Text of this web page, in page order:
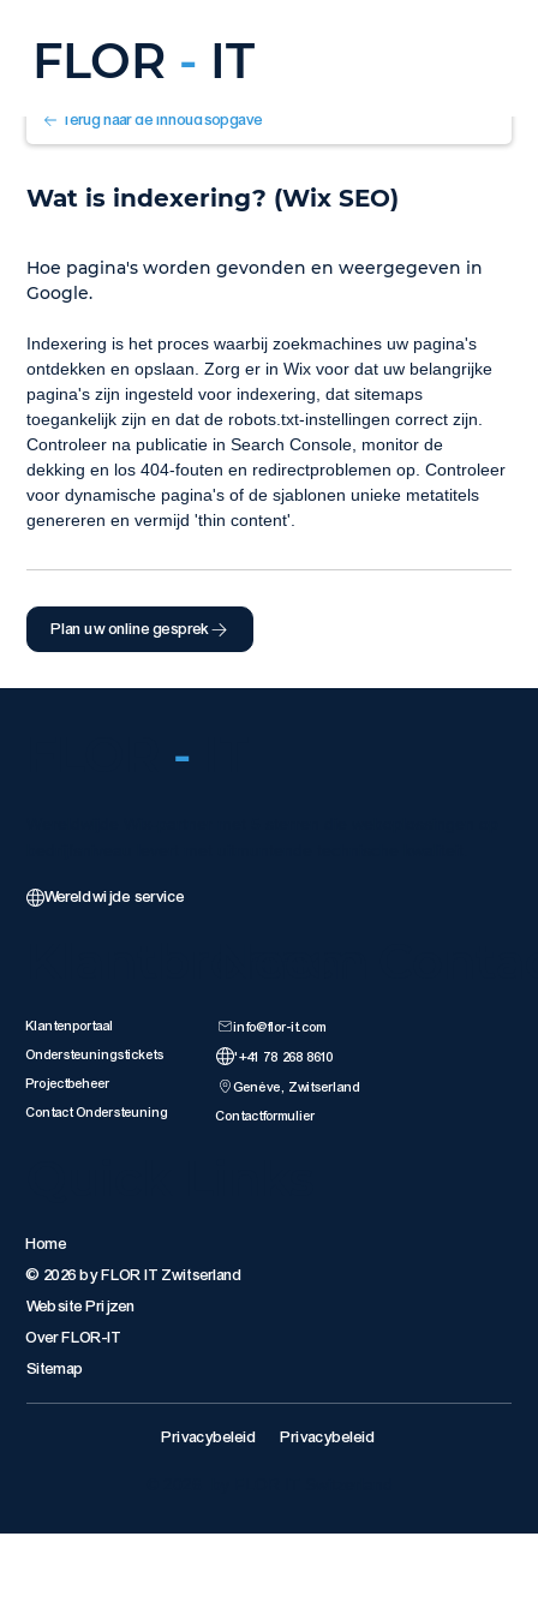
FLOR - IT
Terug naar de inhoudsopgave
Wat is indexering? (Wix SEO)
Hoe pagina's worden gevonden en weergegeven in
Google.
Indexering is het proces waarbij zoekmachines uw pagina's
ontdekken en opslaan. Zorg er in Wix voor dat uw belangrijke
pagina's zijn ingesteld voor indexering, dat sitemaps
toegankelijk zijn en dat de robots.txt-instellingen correct zijn.
Controleer na publicatie in Search Console, monitor de
dekking en los 404-fouten en redirectproblemen op. Controleer
voor dynamische pagina's of de sjablonen unieke metatitels
genereren en vermijd 'thin content'.
Plan uw online gesprek
-
Wereldwijde service
Klantenportaal
Ondersteuningstickets
Projectbeheer
Contact Ondersteuning
info@flor-it.com
'+41 78 268 8610
Genève, Zwitserland
Contactformulier
Home
© 2026 by FLOR IT Zwitserland
Website Prijzen
Over FLOR-IT
Sitemap
Privacybeleid Privacybeleid